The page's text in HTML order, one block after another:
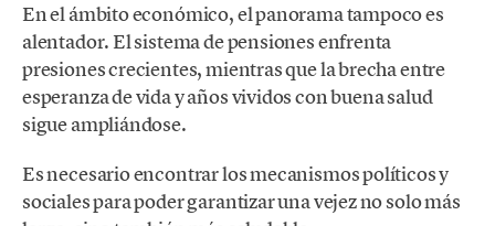
En el ámbito económico, el panorama tampoco es
alentador. El sistema de pensiones enfrenta
presiones crecientes, mientras que la brecha entre
esperanza de vida y años vividos con buena salud
sigue ampliándose.
Es necesario encontrar los mecanismos políticos y
sociales para poder garantizar una vejez no solo más